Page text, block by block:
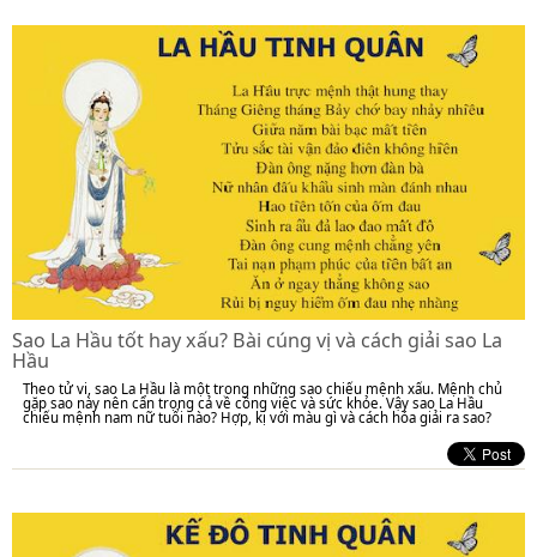
Sao La Hầu tốt hay xấu? Bài cúng vị và cách giải sao La
Hầu
Theo tử vi, sao La Hầu là một trong những sao chiếu mệnh xấu. Mệnh chủ
gặp sao này nên cẩn trọng cả về công việc và sức khỏe. Vậy sao La Hầu
chiếu mệnh nam nữ tuổi nào? Hợp, kị với màu gì và cách hóa giải ra sao?